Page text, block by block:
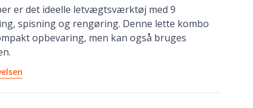
er det ideelle letvægtsværktøj med 9
spisning og rengøring. Denne lette kombo
opbevaring, men kan også bruges